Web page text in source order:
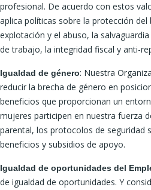
profesional. De acuerdo con estos
aplica políticas sobre la protección
explotación y el abuso, la
de trabajo, la integridad fiscal y anti-
Igualdad de género: Nuestra
reducir la brecha de género en
beneficios que proporcionan un
mujeres participen en nuestra fuerza
parental, los protocolos de seguridad
beneficios y subsidios de apoyo.
Igualdad de oportunidades del
de igualdad de oportunidades. Y